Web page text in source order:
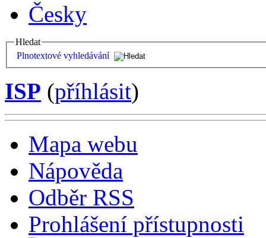
Česky
Hledat
Plnotextové vyhledávání
ISP (příhlásit)
Mapa webu
Nápověda
Odběr RSS
Prohlášení přístupnosti